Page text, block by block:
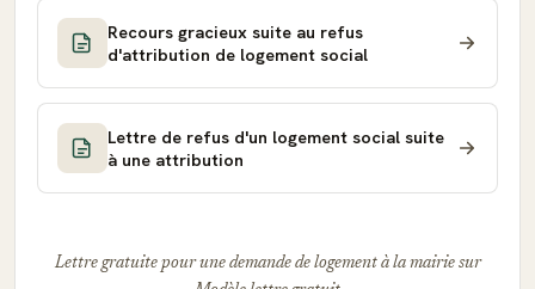
Recours gracieux suite au refus
d'attribution de logement social
Lettre de refus d'un logement social suite
à une attribution
Lettre gratuite pour une demande de logement à la mairie sur